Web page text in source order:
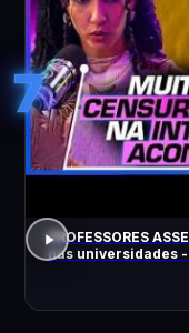
7
PROFESSORES
nas universidades -